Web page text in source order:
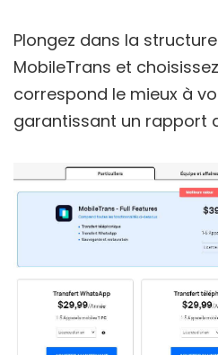
Plongez dans la
MobileTrans et
correspond le mieux à
garantissant un rapport